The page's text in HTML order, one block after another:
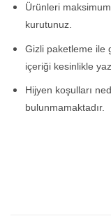
Ürünleri
kurutunuz.
Gizli paketleme ile
içeriği kesinlikle
Hijyen koşulları
bulunmamaktadır.